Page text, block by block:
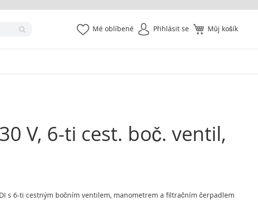
Můj košík
Mé oblíbené Přihlásit se
V, 6-ti cest. boč. ventil,
s 6-ti cestným bočním ventilem, manometrem a filtračním čerpadlem